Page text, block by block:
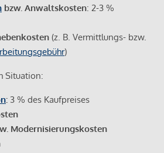
bzw. Anwaltskosten: 2-3 %
(z. B. Vermittlungs- bzw.
)
Situation:
: 3 % des Kaufpreises
Modernisierungskosten